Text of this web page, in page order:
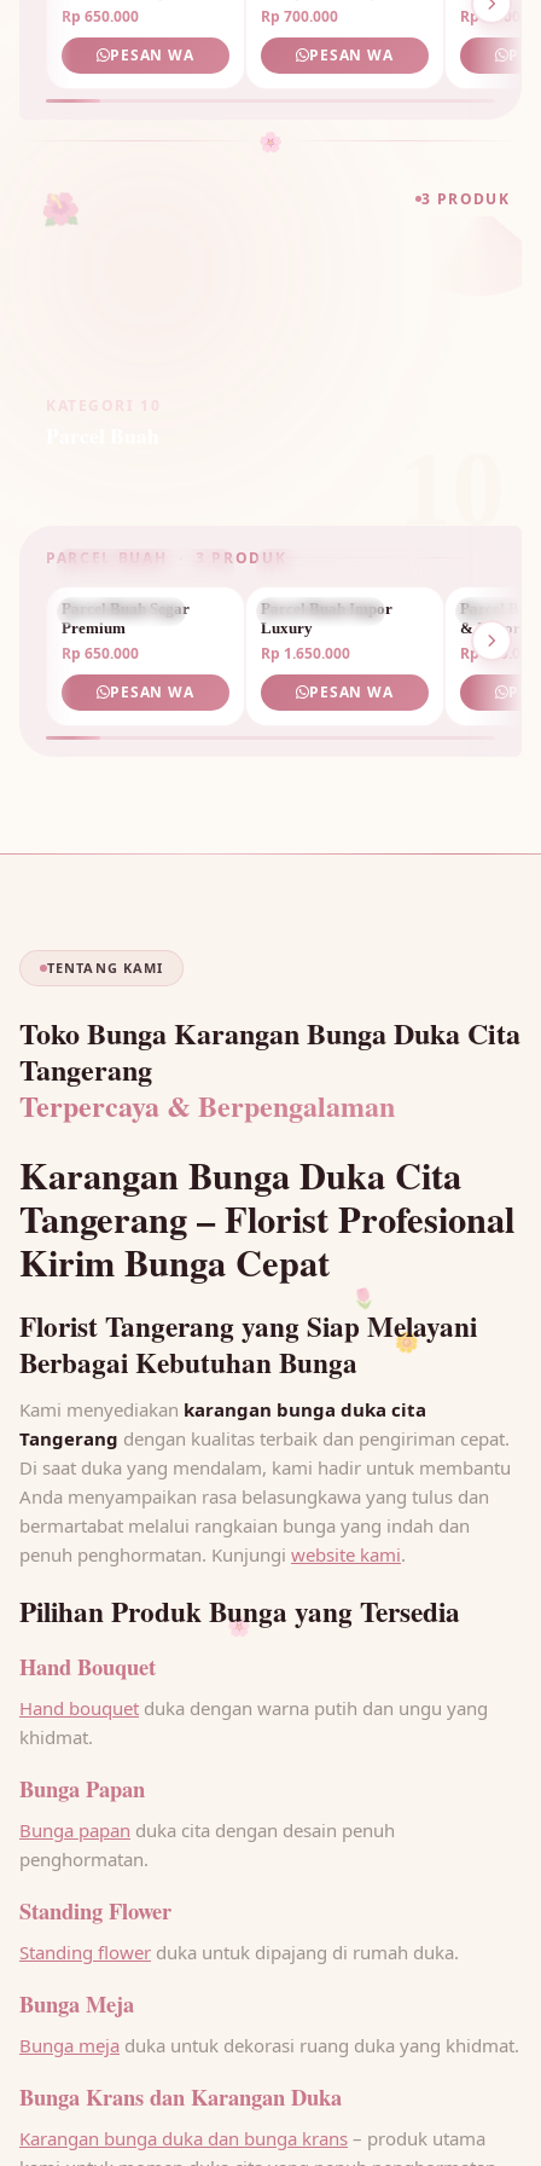
Rp 650.000
PESAN WA
Rp 700.000
PESAN WA
Rp
🌸
3 PRODUK
🌺
KATEGORI 10
PARCEL BUAH · 3 PRODUK
PARCEL BUAH
Parcel Buah Segar
Premium
Rp 650.000
PESAN WA
PARCEL BUAH
Parcel Buah Impor
Luxury
Rp 1.650.000
PESAN WA
PARCEL
Parcel
& Impor
Rp 950.000
🌸
🌷
🌼
TENTANG KAMI
Toko Bunga Karangan Bunga Duka Cita
Tangerang
Terpercaya & Berpengalaman
Karangan Bunga Duka Cita
Tangerang – Florist Profesional
Kirim Bunga Cepat
Florist Tangerang yang Siap Melayani
Berbagai Kebutuhan Bunga
Kami menyediakan karangan bunga duka cita
Tangerang dengan kualitas terbaik dan pengiriman cepat.
Di saat duka yang mendalam, kami hadir untuk membantu
Anda menyampaikan rasa belasungkawa yang tulus dan
bermartabat melalui rangkaian bunga yang indah dan
penuh penghormatan. Kunjungi website kami.
Pilihan Produk Bunga yang Tersedia
Hand Bouquet
Hand bouquet duka dengan warna putih dan ungu yang
khidmat.
Bunga Papan
Bunga papan duka cita dengan desain penuh
penghormatan.
Standing Flower
Standing flower duka untuk dipajang di rumah duka.
Bunga Meja
Bunga meja duka untuk dekorasi ruang duka yang khidmat.
Bunga Krans dan Karangan Duka
Karangan bunga duka dan bunga krans – produk utama